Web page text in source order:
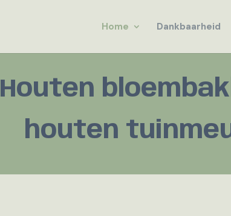
Home Dankbaarheid
Houten
houten